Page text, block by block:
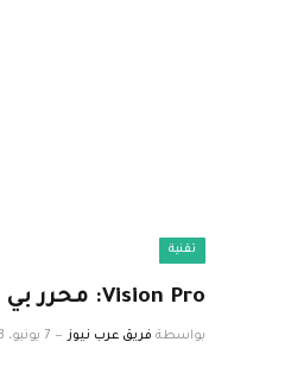
تقنية
Vision Pro: محرر بي بي سي يجرب سماعة آبل البالغة 3499 دولارًا
بواسطة فريق عرب نيوز 7 يونيو، 2023